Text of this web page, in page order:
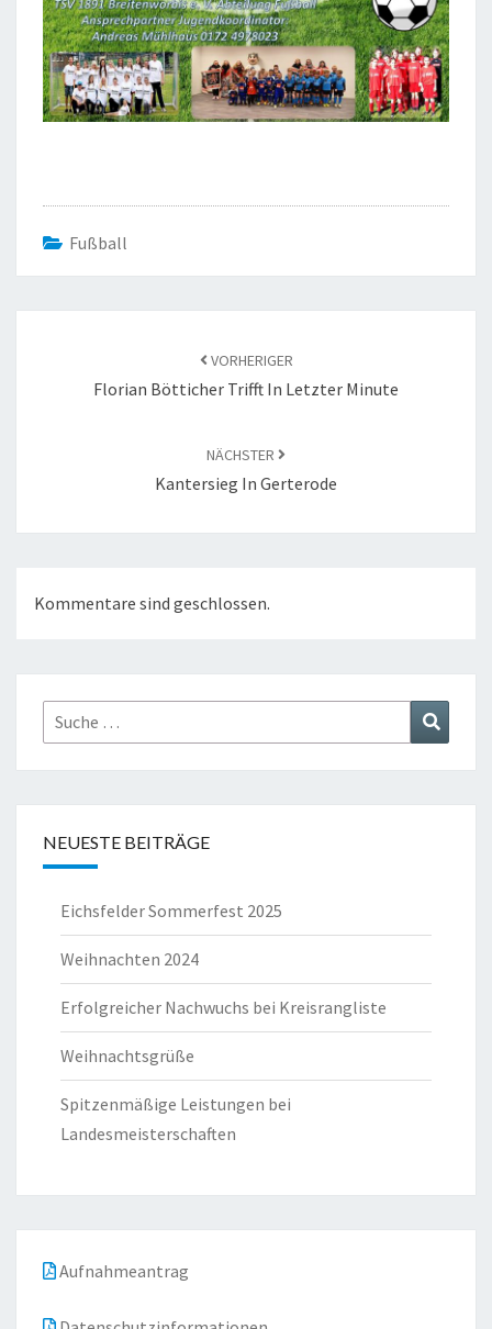
Fußball
VORHERIGER
Florian Bötticher Trifft In Letzter Minute
NÄCHSTER
Kantersieg In Gerterode
Kommentare sind geschlossen.
Suche
nach:
NEUESTE BEITRÄGE
Eichsfelder Sommerfest 2025
Weihnachten 2024
Erfolgreicher Nachwuchs bei Kreisrangliste
Weihnachtsgrüße
Spitzenmäßige Leistungen bei
Landesmeisterschaften
Aufnahmeantrag